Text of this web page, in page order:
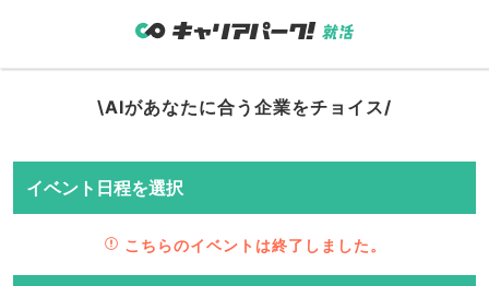
\AIがあなたに合う企業をチョイス/
イベント日程を選択
こちらのイベントは終了しました。